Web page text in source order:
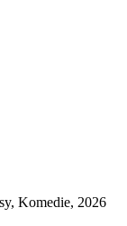
Komedie, 2026